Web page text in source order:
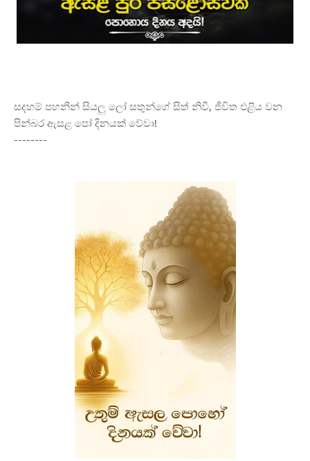
සදහම් පහනින් සියලු ලෝ සතුන්ගේ සිත් නිවී, ජීවිත එළිය වන
පින්බර ඇසළ පෝ දිනයක් වේවා!
--------